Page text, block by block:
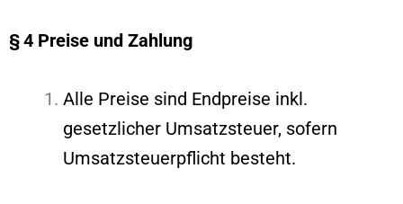
§ 4 Preise und Zahlung
Alle Preise sind Endpreise inkl.
gesetzlicher Umsatzsteuer, sofern
Umsatzsteuerpflicht besteht.